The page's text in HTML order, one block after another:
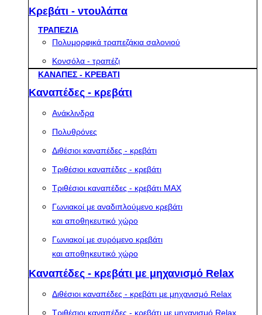
Κρεβάτι - ντουλάπα
ΤΡΑΠΕΖΙΑ
Πολυμορφικά τραπεζάκια σαλονιού
Κονσόλα - τραπέζι
ΚΑΝΑΠΕΣ - ΚΡΕΒΑΤΙ
Καναπέδες - κρεβάτι
Ανάκλινδρα
Πολυθρόνες
Διθέσιοι καναπέδες - κρεβάτι
Τριθέσιοι καναπέδες - κρεβάτι
Τριθέσιοι καναπέδες - κρεβάτι MAX
Γωνιακοί με αναδιπλούμενο κρεβάτι
και αποθηκευτικό χώρο
Γωνιακοί με συρόμενο κρεβάτι
και αποθηκευτικό χώρο
Καναπέδες - κρεβάτι με μηχανισμό Relax
Διθέσιοι καναπέδες - κρεβάτι με μηχανισμό Relax
Τριθέσιοι καναπέδες - κρεβάτι με μηχανισμό Relax